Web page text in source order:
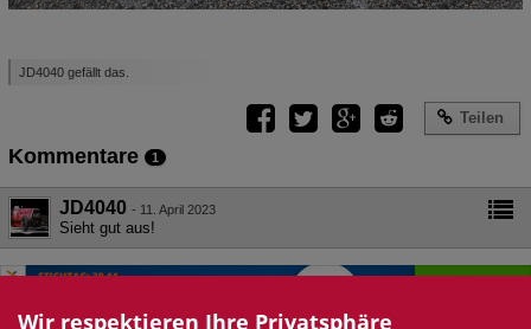
JD4040 gefällt das.
Teilen
Kommentare 1
JD4040 - 11. April 2023
Sieht gut aus!
Wir respektieren Ihre Privatsphäre